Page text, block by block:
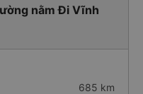
nằm Đi Vĩnh
685 km